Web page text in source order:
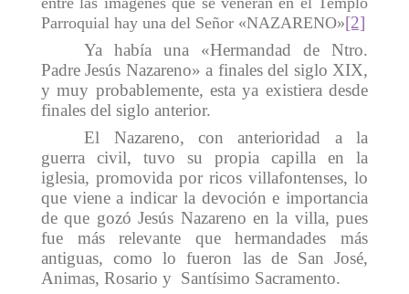
Parroquial hay una del Señor «NAZARENO»[2]
Ya había una «Hermandad de Ntro.
Padre Jesús Nazareno» a finales del siglo XIX,
y muy probablemente, esta ya existiera desde
finales del siglo anterior.
El Nazareno, con anterioridad a la
guerra civil, tuvo su propia capilla en la
iglesia, promovida por ricos villafontenses, lo
que viene a indicar la devoción e importancia
de que gozó Jesús Nazareno en la villa, pues
fue más relevante que hermandades más
antiguas, como lo fueron las de San José,
Animas, Rosario y Santísimo Sacramento.